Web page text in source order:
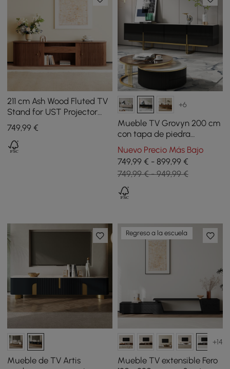
211 cm Ash Wood Fluted TV
Stand for UST Projector
with Cabinets
749,99 €
+6
Mueble TV Grovyn 200 cm
con tapa de piedra
sinterizada y amplio
almacenaje - negro
brillante
Nuevo Precio Más Bajo
749,99 € - 899,99 €
749,99 € - 949,99 €
Mueble de TV Artis
Regreso a la escuela
+14
Mueble TV extensible Fero